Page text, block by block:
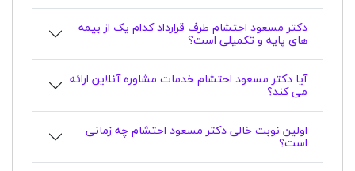
دکتر مسعود احتشام طرف قرارداد کدام یک از بیمه
های پایه و تکمیلی است؟
آیا دکتر مسعود احتشام خدمات مشاوره آنلاین ارائه
می کند؟
اولین نوبت خالی دکتر مسعود احتشام چه زمانی
است؟